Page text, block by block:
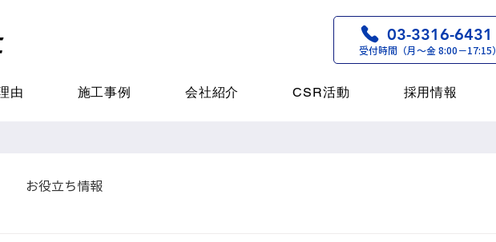
03-3316-6431
受付時間（月〜金 8:00−17:15）
由 施工事例 会社紹介 CSR活動 採用情報
お役立ち情報